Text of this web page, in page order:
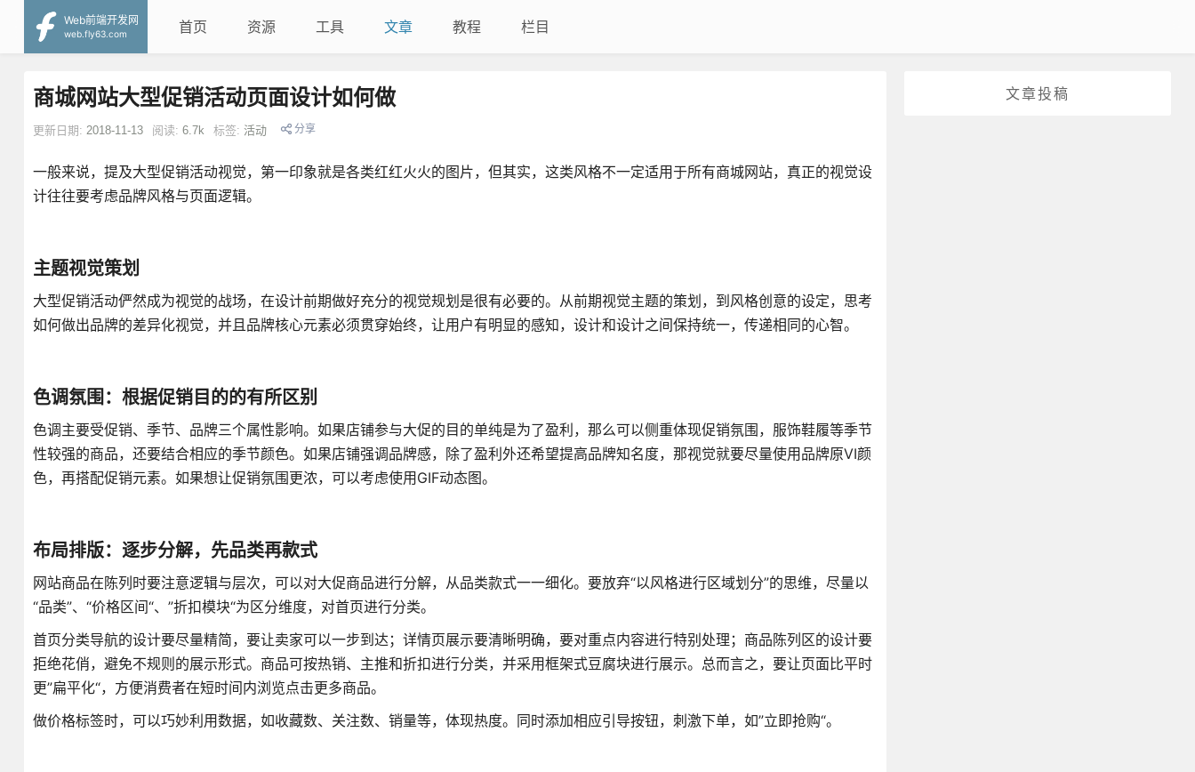
Web前端开发网
web.fly63.com
首页 资源 工具 文章 教程 栏目
文章投稿
商城网站大型促销活动页面设计如何做
更新日期: 2018-11-13 阅读: 6.7k 标签: 活动 分享
一般来说，提及大型促销活动视觉，第一印象就是各类红红火火的图片，但其实，这类风格不一定适用于所有商城网站，真正的视觉设
计往往要考虑品牌风格与页面逻辑。
主题视觉策划
大型促销活动俨然成为视觉的战场，在设计前期做好充分的视觉规划是很有必要的。从前期视觉主题的策划，到风格创意的设定，思考
如何做出品牌的差异化视觉，并且品牌核心元素必须贯穿始终，让用户有明显的感知，设计和设计之间保持统一，传递相同的心智。
色调氛围：根据促销目的的有所区别
色调主要受促销、季节、品牌三个属性影响。如果店铺参与大促的目的单纯是为了盈利，那么可以侧重体现促销氛围，服饰鞋履等季节
性较强的商品，还要结合相应的季节颜色。如果店铺强调品牌感，除了盈利外还希望提高品牌知名度，那视觉就要尽量使用品牌原VI颜
色，再搭配促销元素。如果想让促销氛围更浓，可以考虑使用GIF动态图。
布局排版：逐步分解，先品类再款式
网站商品在陈列时要注意逻辑与层次，可以对大促商品进行分解，从品类款式一一细化。要放弃“以风格进行区域划分”的思维，尽量以
“品类”、“价格区间“、”折扣模块“为区分维度，对首页进行分类。
首页分类导航的设计要尽量精简，要让卖家可以一步到达；详情页展示要清晰明确，要对重点内容进行特别处理；商品陈列区的设计要
拒绝花俏，避免不规则的展示形式。商品可按热销、主推和折扣进行分类，并采用框架式豆腐块进行展示。总而言之，要让页面比平时
更”扁平化“，方便消费者在短时间内浏览点击更多商品。
做价格标签时，可以巧妙利用数据，如收藏数、关注数、销量等，体现热度。同时添加相应引导按钮，刺激下单，如”立即抢购“。